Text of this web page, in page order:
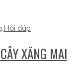
,Hỏi đáp
XĂNG MAI